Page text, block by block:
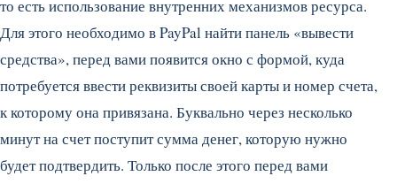
то есть использование внутренних механизмов ресурса.
Для этого необходимо в PayPal найти панель «вывести
средства», перед вами появится окно с формой, куда
потребуется ввести реквизиты своей карты и номер счета,
к которому она привязана. Буквально через несколько
минут на счет поступит сумма денег, которую нужно
будет подтвердить. Только после этого перед вами